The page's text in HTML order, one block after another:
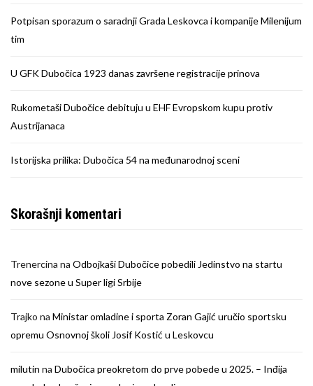
Potpisan sporazum o saradnji Grada Leskovca i kompanije Milenijum
tim
U GFK Dubočica 1923 danas završene registracije prinova
Rukometaši Dubočice debituju u EHF Evropskom kupu protiv
Austrijanaca
Istorijska prilika: Dubočica 54 na međunarodnoj sceni
Skorašnji komentari
Trenercina na Odbojkaši Dubočice pobedili Jedinstvo na startu
nove sezone u Super ligi Srbije
Trajko na Ministar omladine i sporta Zoran Gajić uručio sportsku
opremu Osnovnoj školi Josif Kostić u Leskovcu
milutin na Dubočica preokretom do prve pobede u 2025. – Inđija